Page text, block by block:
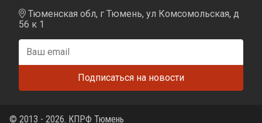
Тюменская обл, г Тюмень, ул Комсомольская, д
56 к 1
© 2013 - 2026. КПРФ Тюмень